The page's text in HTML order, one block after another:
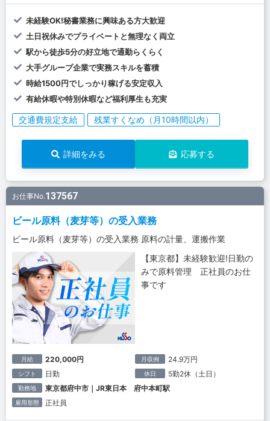
未経験OK!秘書業務に興味ある方大歓迎
土日祝休みでプライベートと無理なく両立
駅から徒歩5分の好立地で通勤らくらく
大手グループ企業で実務スキルを蓄積
時給1500円でしっかり稼げる安定収入
有給休暇や特別休暇など福利厚生も充実
交通費規定支給 残業すくなめ（月10時間以内）
詳細をみる 応募する
お仕事No.137567
ビール原料（麦芽等）の受入業務
ビール原料（麦芽等）の受入業務 原料の計量、運搬作業
【東京都】未経験歓迎!日勤の
みで原料管理 正社員のお仕
事です
月給 220,000円 月収例 24.9万円
シフト 日勤 休日 5勤2休（土日）
勤務地 東京都府中市｜JR東日本 府中本町駅
雇用形態 正社員